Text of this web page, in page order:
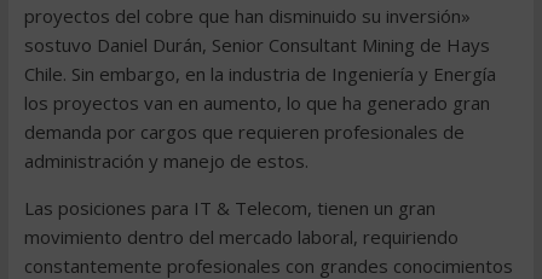
proyectos del cobre que han disminuido su inversión»
sostuvo Daniel Durán, Senior Consultant Mining de Hays
Chile. Sin embargo, en la industria de Ingeniería y Energía
los proyectos van en aumento, lo que ha generado gran
demanda por cargos que requieren profesionales de
administración y manejo de estos.
Las posiciones para IT & Telecom, tienen un gran
movimiento dentro del mercado laboral, requiriendo
constantemente profesionales con grandes conocimientos